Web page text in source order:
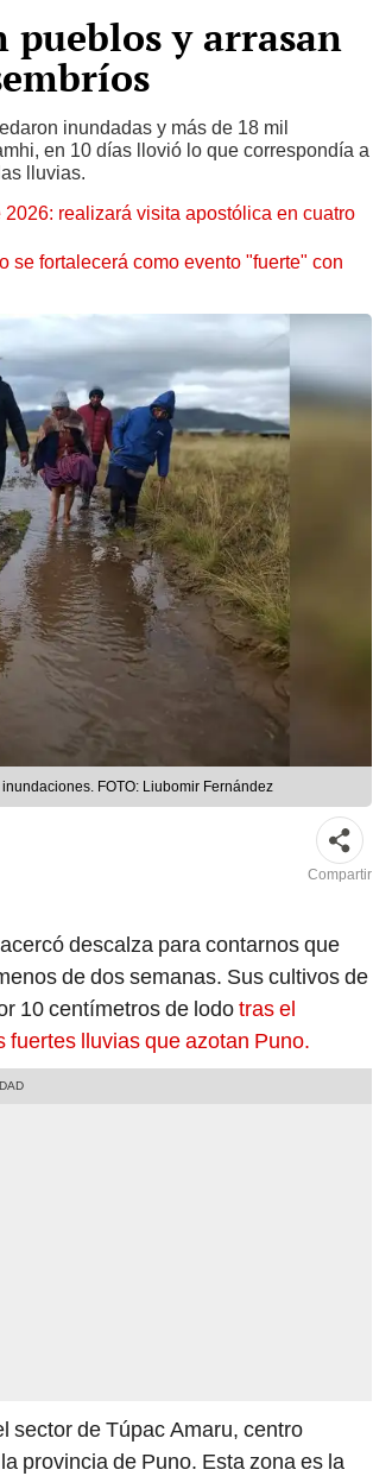
y arrasan
inundadas y más de 18 mil
en 10 días llovió lo que correspondía a
lluvias.
realizará visita apostólica en cuatro
se fortalecerá como evento "fuerte" con
FOTO: Liubomir Fernández
Compartir
descalza para contarnos que
de dos semanas. Sus cultivos de
10 centímetros de lodotras el
lluvias que azotan Puno.
sector de Túpac Amaru, centro
provincia de Puno. Esta zona es la